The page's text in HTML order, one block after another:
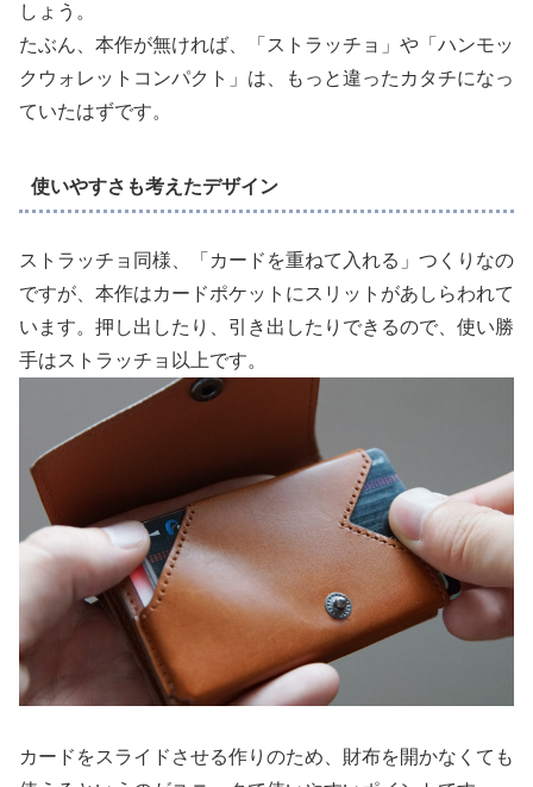
しょう。
たぶん、本作が無ければ、「ストラッチョ」や「ハンモッ
クウォレットコンパクト」は、もっと違ったカタチになっ
ていたはずです。
使いやすさも考えたデザイン
ストラッチョ同様、「カードを重ねて入れる」つくりなの
ですが、本作はカードポケットにスリットがあしらわれて
います。押し出したり、引き出したりできるので、使い勝
手はストラッチョ以上です。
カードをスライドさせる作りのため、財布を開かなくても